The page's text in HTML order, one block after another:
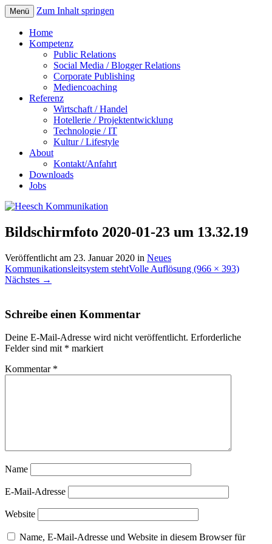
Menü Zum Inhalt springen
Home
Kompetenz
Public Relations
Social Media / Blogger Relations
Corporate Publishing
Mediencoaching
Referenz
Wirtschaft / Handel
Hotellerie / Projektentwicklung
Technologie / IT
Kultur / Lifestyle
About
Kontakt/Anfahrt
Downloads
Jobs
Bildschirmfoto 2020-01-23 um 13.32.19
Veröffentlicht am 23. Januar 2020 in Neues
Kommunikationsleitsystem stehtVolle Auflösung (966 × 393)
Nächstes →
Schreibe einen Kommentar
Deine E-Mail-Adresse wird nicht veröffentlicht. Erforderliche
Felder sind mit * markiert
Kommentar *
Name
E-Mail-Adresse
Website
Name, E-Mail-Adresse und Website in diesem Browser für